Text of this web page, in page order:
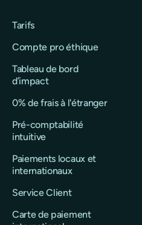
Tarifs
Compte pro éthique
Tableau de bord
d’impact
0% de frais à l'étranger
Pré-comptabilité
intuitive
Paiements locaux et
internationaux
Service Client
Carte de paiement